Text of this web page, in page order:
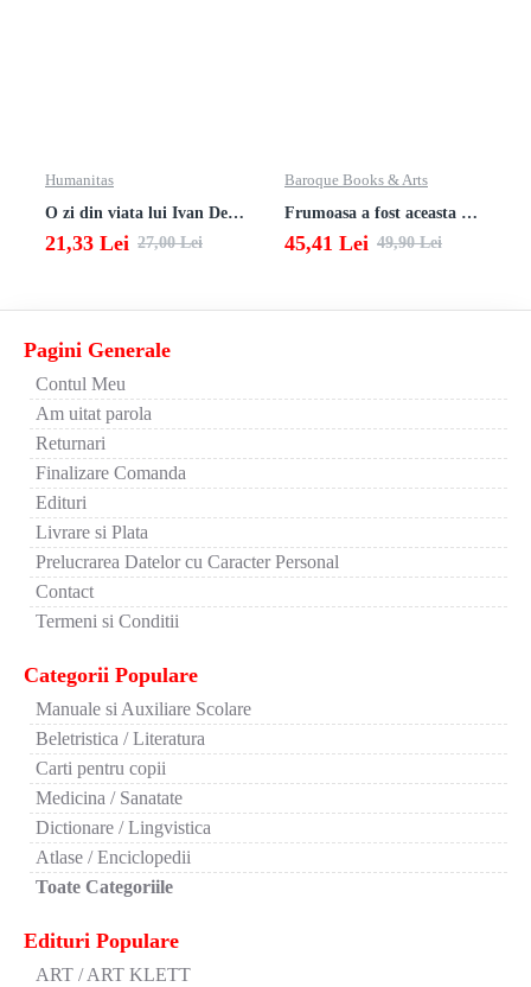
Humanitas
O zi din viata lui Ivan Denisovici
21,33 Lei 27,00 Lei
Baroque Books & Arts
Frumoasa a fost aceasta viata. totusi.
45,41 Lei 49,90 Lei
Pagini Generale
Contul Meu
Am uitat parola
Returnari
Finalizare Comanda
Edituri
Livrare si Plata
Prelucrarea Datelor cu Caracter Personal
Contact
Termeni si Conditii
Categorii Populare
Manuale si Auxiliare Scolare
Beletristica / Literatura
Carti pentru copii
Medicina / Sanatate
Dictionare / Lingvistica
Atlase / Enciclopedii
Toate Categoriile
Edituri Populare
ART / ART KLETT